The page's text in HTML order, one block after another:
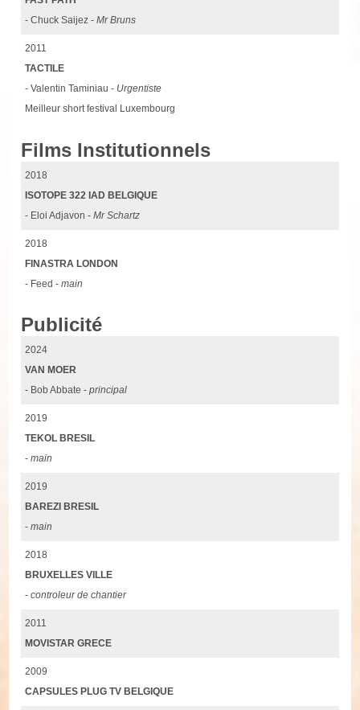
- Chuck Saijez -Mr Bruns
2011
TACTILE
- Valentin Taminiau - Urgentiste
Meilleur short festival Luxembourg
Films Institutionnels
2018
ISOTOPE 322 IAD BELGIQUE
- Eloi Adjavon -Mr Schartz
2018
FINASTRA LONDON
- Feed -main
Publicité
2024
VAN MOER
- Bob Abbate -principal
2019
TEKOL BRESIL
-main
2019
BAREZI BRESIL
-main
2018
BRUXELLES VILLE
-controleur de chantier
2011
MOVISTAR GRECE
2009
CAPSULES PLUG TV BELGIQUE